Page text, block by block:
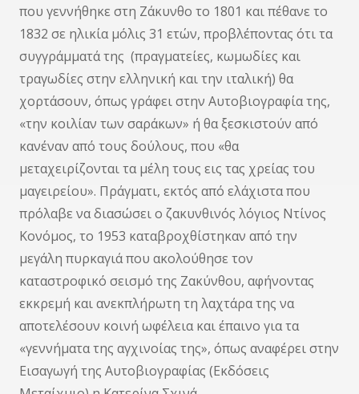
που γεννήθηκε στη Ζάκυνθο το 1801 και πέθανε το
1832 σε ηλικία μόλις 31 ετών, προβλέποντας ότι τα
συγγράμματά της (πραγματείες, κωμωδίες και
τραγωδίες στην ελληνική και την ιταλική) θα
χορτάσουν, όπως γράφει στην Αυτοβιογραφία της,
«την κοιλίαν των σαράκων» ή θα ξεσκιστούν από
κανέναν από τους δούλους, που «θα
μεταχειρίζονται τα μέλη τους εις τας χρείας του
μαγειρείου». Πράγματι, εκτός από ελάχιστα που
πρόλαβε να διασώσει ο ζακυνθινός λόγιος Ντίνος
Κονόμος, το 1953 καταβροχθίστηκαν από την
μεγάλη πυρκαγιά που ακολούθησε τον
καταστροφικό σεισμό της Ζακύνθου, αφήνοντας
εκκρεμή και ανεκπλήρωτη τη λαχτάρα της να
αποτελέσουν κοινή ωφέλεια και έπαινο για τα
«γεννήματα της αγχινοίας της», όπως αναφέρει στην
Εισαγωγή της Αυτοβιογραφίας (Εκδόσεις